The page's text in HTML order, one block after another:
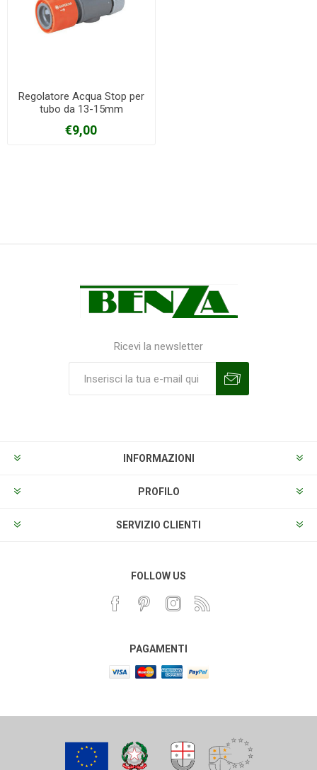
Regolatore Acqua Stop per
tubo da 13-15mm
€9,00
Ricevi la newsletter
INFORMAZIONI
PROFILO
SERVIZIO CLIENTI
FOLLOW US
PAGAMENTI